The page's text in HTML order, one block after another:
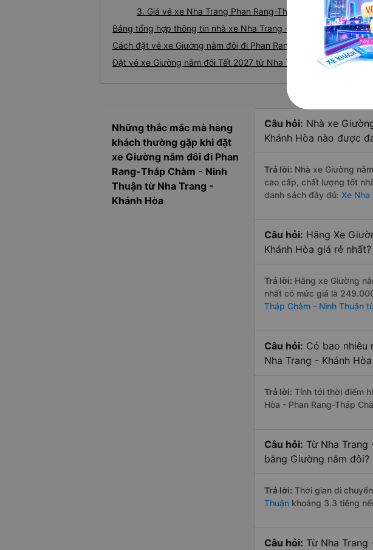
3. Giá vé xe Nha Trang Phan Rang-Tháp Chàm
Bảng tổng hợp thông tin nhà xe Nha Trang - Phan Rang-Tháp
Cách đặt vé xe Giường nằm đôi đi Phan Rang-Tháp Chàm từ
Đặt vé xe Giường nằm đôi Tết 2027 từ Nha Trang đi Phan Rang-
Những thắc mắc mà hàng
khách thường gặp khi đặt
xe Giường nằm đôi đi Phan
Rang-Tháp Chàm - Ninh
Thuận từ Nha Trang -
Khánh Hòa
Câu hỏi: Nhà xe
Khánh Hòa nào được
Trả lời: Nhà xe Giường
cao cấp, chất lượng tốt
danh sách đầy đủ: Xe
Câu hỏi: Hãng Xe
Khánh Hòa giá rẻ nhất?
Trả lời: Hãng xe Giường
nhất có mức giá là
Tháp Chàm - Ninh Thuận
Câu hỏi: Có bao nhiêu
Nha Trang - Khánh
Trả lời: Tính tới thời điểm
Hòa - Phan Rang-Tháp
Câu hỏi: Từ Nha Trang
bằng Giường nằm đôi?
Trả lời: Thời gian di
Thuận khoảng 3.3 tiếng
Câu hỏi: Từ Nha Trang